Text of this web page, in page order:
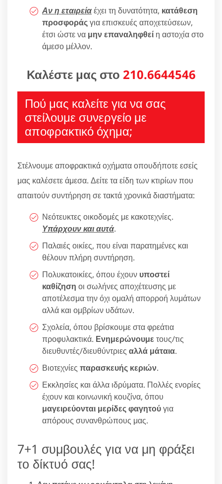
Αν η εταιρείαέχει τη δυνατότητα, κατάθεση
προσφοράςγια επισκευές αποχετεύσεων,
έτσι ώστε να μην επαναληφθεί η αστοχία στο
άμεσο μέλλον.
Καλέστε μας στο 210.6644546
Πού μας καλείτε για να σας
στείλουμε συνεργείο με
αποφρακτικό όχημα;
Στέλνουμε αποφρακτικά οχήματα οπουδήποτε εσείς
μας καλέσετε άμεσα. Δείτε τα είδη των κτιρίων που
απαιτούν συντήρηση σε τακτά χρονικά διαστήματα:
Νεότευκτες οικοδομές με κακοτεχνίες.
Υπάρχουν και αυτά.
Παλαιές οικίες, που είναι παρατημένες και
θέλουν πλήρη συντήρηση.
Πολυκατοικίες, όπου έχουν υποστεί
καθίζηση οι σωλήνες αποχέτευσης με
αποτέλεσμα την όχι ομαλή απορροή λυμάτων
αλλά και ομβρίων υδάτων.
Σχολεία, όπου βρίσκουμε στα φρεάτια
προφυλακτικά. Ενημερώνουμε τους/τις
διευθυντές/διευθύντριες αλλά μάταια.
Βιοτεχνίες παρασκευής κεριών.
Εκκλησίες και άλλα ιδρύματα. Πολλές ενορίες
έχουν και κοινωνική κουζίνα, όπου
μαγειρεύονται μερίδες φαγητούγια
απόρους συνανθρώπους μας.
7+1 συμβουλές για να μη φράξει
το δίκτυό σας!